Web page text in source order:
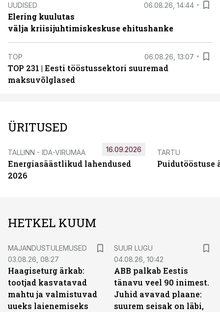
UUDISED 06.08.26, 14:44
Elering kuulutas
välja kriisijuhtimiskeskuse ehitushanke
TOP 06.08.26, 13:07
TOP 231 | Eesti tööstussektori suuremad
maksuvõlglased
ÜRITUSED
TALLINN - IDA-VIRUMAA
Energiasäästlikud lahendused
2026
16.09.2026 TARTU
Puidutööstuse
HETKEL KUUM
MAJANDUSTULEMUSED
03.08.26, 08:27
Haagiseturg ärkab:
tootjad kasvatavad
mahtu ja valmistuvad
uueks laienemiseks
SUUR LUGU
04.08.26, 10:42
ABB palkab Eestis
tänavu veel 90 inimest.
Juhid avavad plaane:
suurem seisak on läbi,